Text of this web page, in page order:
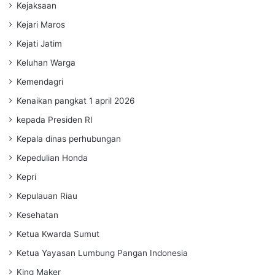
Kejaksaan
Kejari Maros
Kejati Jatim
Keluhan Warga
Kemendagri
Kenaikan pangkat 1 april 2026
kepada Presiden RI
Kepala dinas perhubungan
Kepedulian Honda
Kepri
Kepulauan Riau
Kesehatan
Ketua Kwarda Sumut
Ketua Yayasan Lumbung Pangan Indonesia
King Maker